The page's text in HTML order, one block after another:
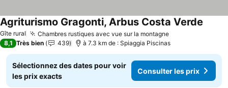
Gîte rural Chambres rustiques avec vue sur la montagne
Agriturismo Gragonti, Arbus Costa Verde
8,1 Très bien 439 à 7.3 km de : Spiaggia Piscinas
Sélectionnez des dates pour voir
les prix exacts
Consulter les prix